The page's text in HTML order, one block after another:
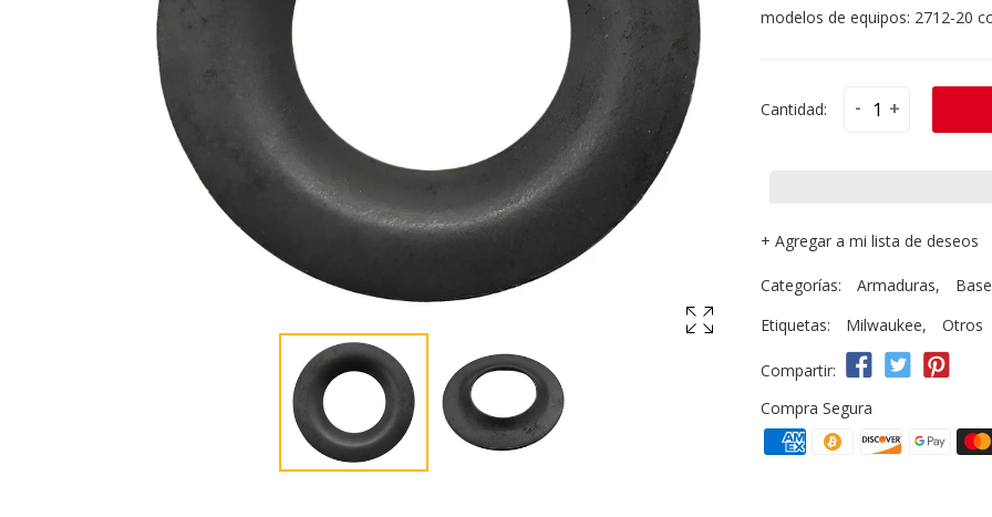
modelos de equipos: 2712-20
Cantidad: - +
+ Agregar a mi lista de deseos
Categorías: Armaduras,
Etiquetas:
Milwaukee, Otros
Compartir:
Compra Segura